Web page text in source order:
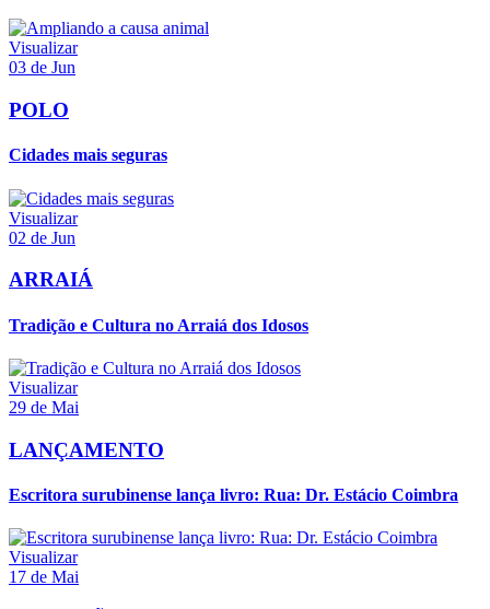
Visualizar
03 de Jun
POLO
Cidades mais seguras
Visualizar
02 de Jun
ARRAIÁ
Tradição e Cultura no Arraiá dos Idosos
Visualizar
29 de Mai
LANÇAMENTO
Escritora surubinense lança livro: Rua: Dr. Estácio Coimbra
Visualizar
17 de Mai